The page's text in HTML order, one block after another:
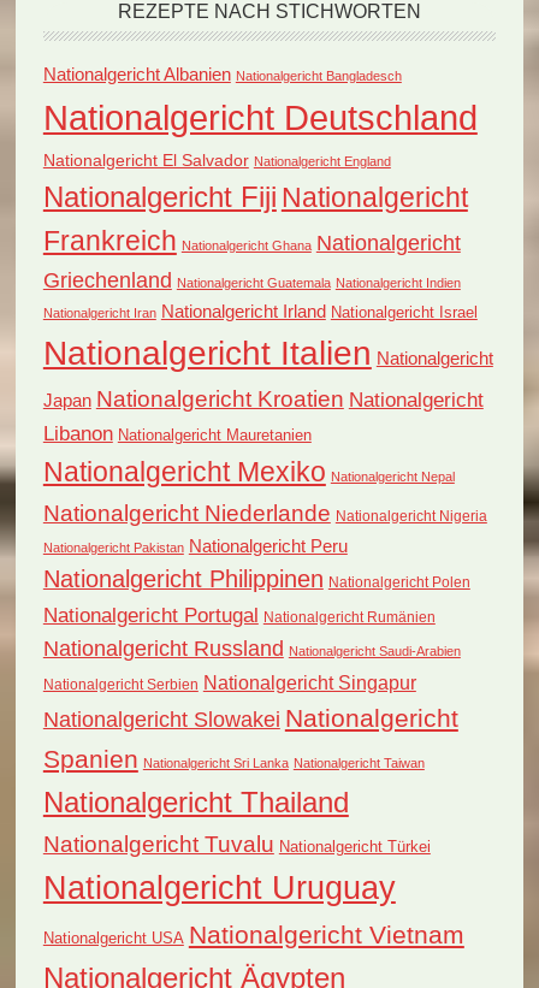
REZEPTE NACH STICHWORTEN
Nationalgericht Albanien Nationalgericht Bangladesch
Nationalgericht Deutschland
Nationalgericht El Salvador Nationalgericht England
Nationalgericht Fiji Nationalgericht
Frankreich Nationalgericht Ghana Nationalgericht
Griechenland Nationalgericht Guatemala Nationalgericht Indien
Nationalgericht Iran Nationalgericht Irland Nationalgericht Israel
Nationalgericht Italien Nationalgericht
Japan Nationalgericht Kroatien Nationalgericht
Libanon Nationalgericht Mauretanien
Nationalgericht Mexiko Nationalgericht Nepal
Nationalgericht Niederlande Nationalgericht Nigeria
Nationalgericht Pakistan Nationalgericht Peru
Nationalgericht Philippinen Nationalgericht Polen
Nationalgericht Portugal Nationalgericht Rumänien
Nationalgericht Russland Nationalgericht Saudi-Arabien
Nationalgericht Serbien Nationalgericht Singapur
Nationalgericht Slowakei Nationalgericht
Spanien Nationalgericht Sri Lanka Nationalgericht Taiwan
Nationalgericht Thailand
Nationalgericht Tuvalu Nationalgericht Türkei
Nationalgericht Uruguay
Nationalgericht USA Nationalgericht Vietnam
Nationalgericht Ägypten